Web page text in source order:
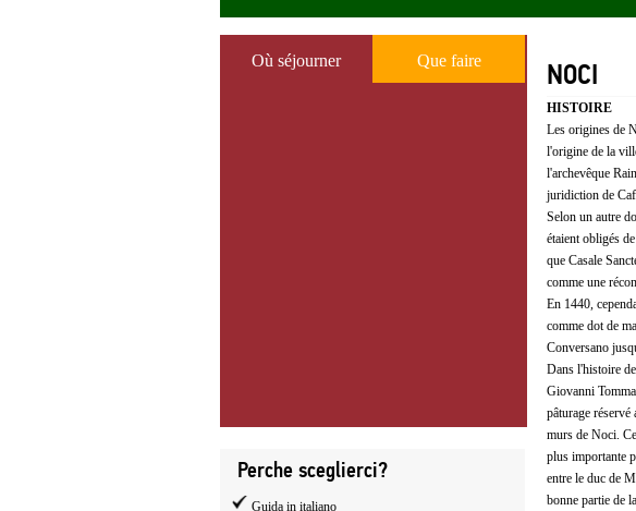
Où séjourner Que faire
Perche sceglierci?
Guida in italiano
NOCI
HISTOIRE
Les origines de
l'origine de la
l'archevêque
juridiction de
Selon un autre
étaient obligés
que Casale
comme une
En 1440,
comme dot de
Conversano
Dans l'histoire
Giovanni
pâturage
murs de Noci.
plus importante
entre le duc de
bonne partie de